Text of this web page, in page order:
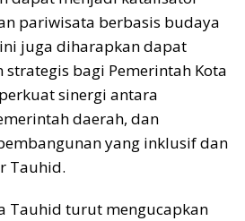
pariwisata berbasis budaya
juga diharapkan dapat
bagi Pemerintah Kota
sinergi antara
daerah, dan
yang inklusif dan
Tauhid.
Tauhid turut mengucapkan